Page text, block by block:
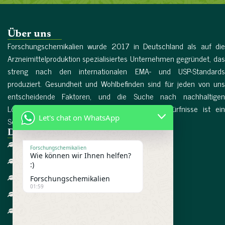
Über uns
Forschungschemikalien wurde 2017 in Deutschland als auf die
Arzneimittelproduktion spezialisiertes Unternehmen gegründet, das
streng nach den internationalen EMA- und USP-Standards
produziert. Gesundheit und Wohlbefinden sind für jeden von uns
entscheidende Faktoren, und die Suche nach nachhaltigen
Lösungen für die dringendsten Gesundheitsbedürfnisse ist ein
Schlüsselfaktor in unserem Leben. Mehr lesen...
Direktlinks
Heim
Über uns
Referenzen
Bedingungen
Let's chat on WhatsApp
Forschungschemikalien
Wie können wir Ihnen helfen?
:)
Forschungschemikalien
01:59